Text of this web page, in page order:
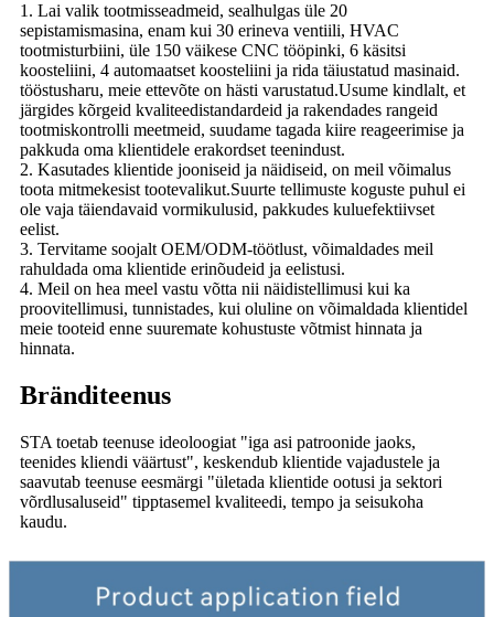
1. Lai valik tootmisseadmeid, sealhulgas üle 20
sepistamismasina, enam kui 30 erineva ventiili, HVAC
tootmisturbiini, üle 150 väikese CNC tööpinki, 6 käsitsi
koosteliini, 4 automaatset koosteliini ja rida täiustatud masinaid.
tööstusharu, meie ettevõte on hästi varustatud.Usume kindlalt, et
järgides kõrgeid kvaliteedistandardeid ja rakendades rangeid
tootmiskontrolli meetmeid, suudame tagada kiire reageerimise ja
pakkuda oma klientidele erakordset teenindust.
2. Kasutades klientide jooniseid ja näidiseid, on meil võimalus
toota mitmekesist tootevalikut.Suurte tellimuste koguste puhul ei
ole vaja täiendavaid vormikulusid, pakkudes kuluefektiivset
eelist.
3. Tervitame soojalt OEM/ODM-töötlust, võimaldades meil
rahuldada oma klientide erinõudeid ja eelistusi.
4. Meil ​​on hea meel vastu võtta nii näidistellimusi kui ka
proovitellimusi, tunnistades, kui oluline on võimaldada klientidel
meie tooteid enne suuremate kohustuste võtmist hinnata ja
hinnata.
Bränditeenus
STA toetab teenuse ideoloogiat "iga asi patroonide jaoks,
teenides kliendi väärtust", keskendub klientide vajadustele ja
saavutab teenuse eesmärgi "ületada klientide ootusi ja sektori
võrdlusaluseid" tipptasemel kvaliteedi, tempo ja seisukoha
kaudu.